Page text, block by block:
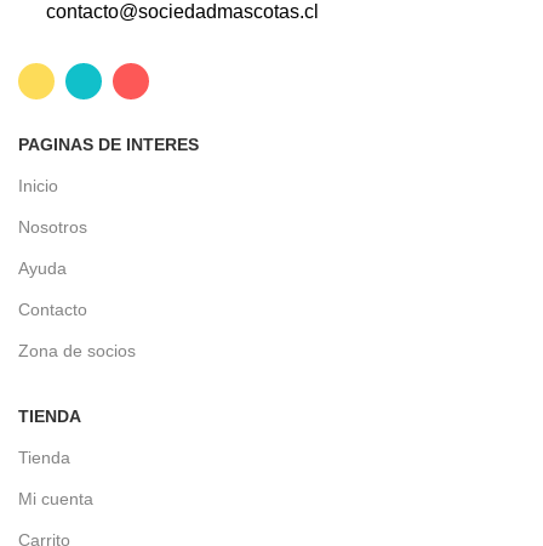
contacto@sociedadmascotas.cl
PAGINAS DE INTERES
Inicio
Nosotros
Ayuda
Contacto
Zona de socios
TIENDA
Tienda
Mi cuenta
Carrito